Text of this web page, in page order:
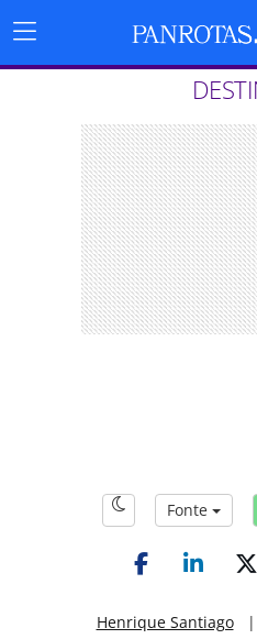
Menu
Principal
Fonte
Henrique Santiago|